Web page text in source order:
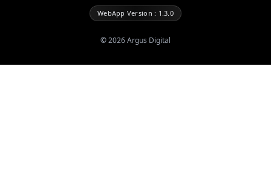
WebApp Version : 1.3.0
©2026Argus Digital